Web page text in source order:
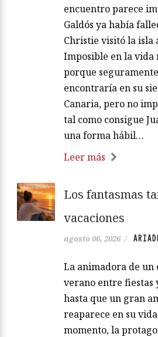
encuentro parece
Galdós ya había
Christie visitó la isla
Imposible en la vida
porque seguramente
encontraría en su
Canaria, pero no
tal como consigue
una forma hábil…
Leer más
Los fantasmas
vacaciones
agosto 06, 2026 /
La animadora de un
verano entre fiestas
hasta que un gran
reaparece en su
momento, la